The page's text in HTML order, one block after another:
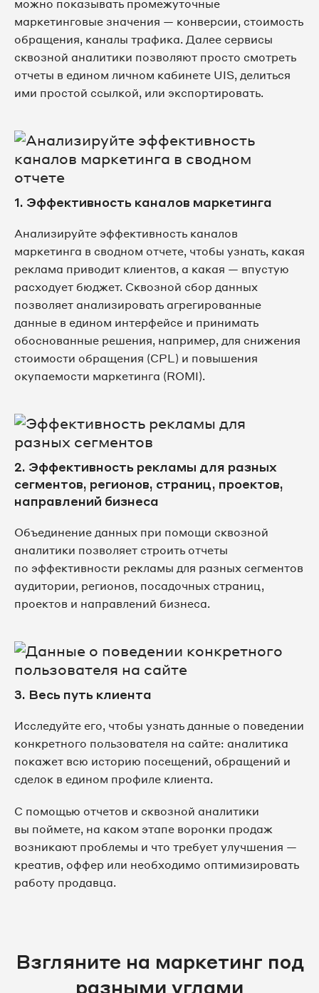
можно показывать промежуточные
маркетинговые значения — конверсии, стоимость
обращения, каналы трафика. Далее сервисы
сквозной аналитики позволяют просто смотреть
отчеты в едином личном кабинете UIS, делиться
ими простой ссылкой, или экспортировать.
1. Эффективность каналов маркетинга
Анализируйте эффективность каналов
маркетинга в сводном отчете, чтобы узнать, какая
реклама приводит клиентов, а какая — впустую
расходует бюджет. Сквозной сбор данных
позволяет анализировать агрегированные
данные в едином интерфейсе и принимать
обоснованные решения, например, для снижения
стоимости обращения (CPL) и повышения
окупаемости маркетинга (ROMI).
2. Эффективность рекламы для разных
сегментов, регионов, страниц, проектов,
направлений бизнеса
Объединение данных при помощи сквозной
аналитики позволяет строить отчеты
по эффективности рекламы для разных сегментов
аудитории, регионов, посадочных страниц,
проектов и направлений бизнеса.
3. Весь путь клиента
Исследуйте его, чтобы узнать данные о поведении
конкретного пользователя на сайте: аналитика
покажет всю историю посещений, обращений и
сделок в едином профиле клиента.
С помощью отчетов и сквозной аналитики
вы поймете, на каком этапе воронки продаж
возникают проблемы и что требует улучшения —
креатив, оффер или необходимо оптимизировать
работу продавца.
Взгляните на маркетинг под
разными углами